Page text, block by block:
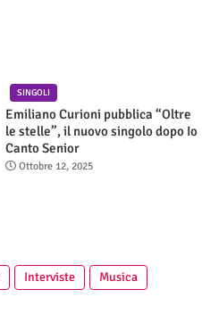
SINGOLI
Emiliano Curioni pubblica “Oltre
le stelle”, il nuovo singolo dopo Io
Canto Senior
Ottobre 12, 2025
Interviste
Musica